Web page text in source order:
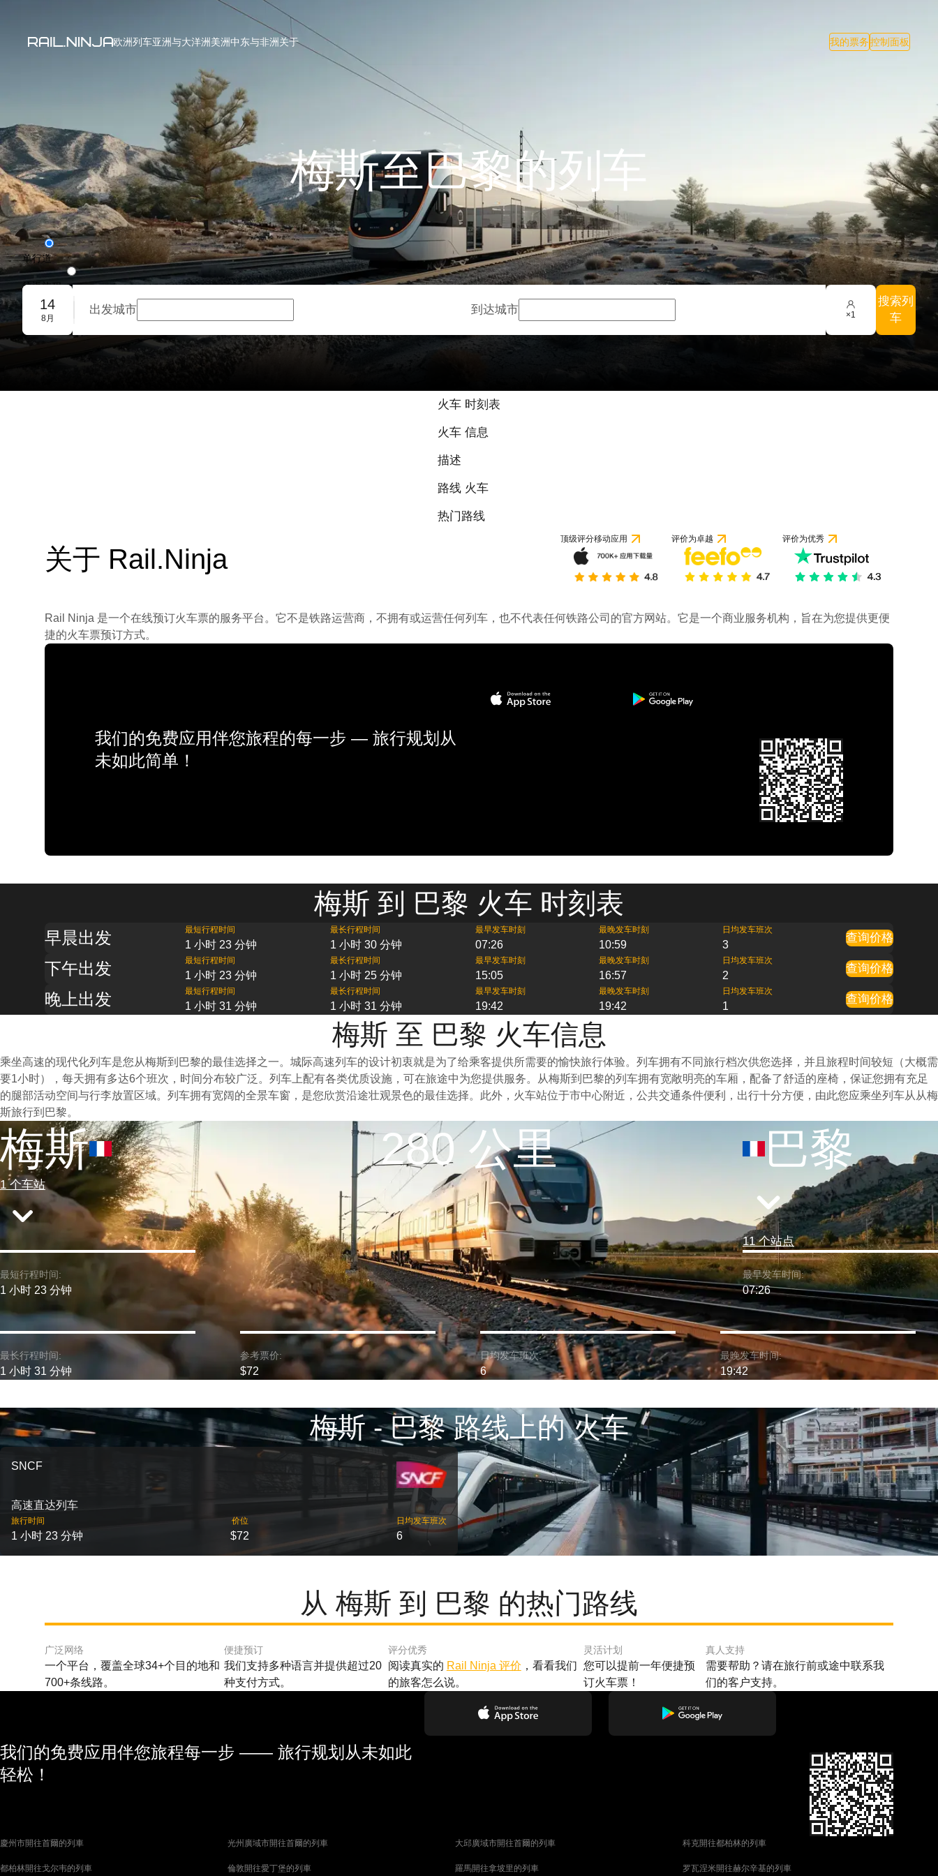
欧洲列车亚洲与大洋洲美洲中东与非洲关于 我的票务控制面板
梅斯至巴黎的列车
单行道
往返旅程
团体预订
14
8月
出发城市 到达城市 ×1
搜索列
车
火车 时刻表
火车 信息
描述
路线 火车
热门路线
关于 Rail.Ninja
顶级评分移动应用 评价为卓越 评价为优秀
Rail Ninja 是一个在线预订火车票的服务平台。它不是铁路运营商，不拥有或运营任何列车，也不代表任何铁路公司的官方网站。它是一个商业服务机构，旨在为您提供更便
捷的火车票预订方式。
我们的免费应用伴您旅程的每一步 — 旅行规划从
未如此简单！
梅斯 到 巴黎 火车 时刻表
早晨出发 最短行程时间
1 小时 23 分钟
最长行程时间
1 小时 30 分钟
最早发车时刻
07:26
最晚发车时刻
10:59
日均发车班次
3
查询价格
下午出发 最短行程时间
1 小时 23 分钟
最长行程时间
1 小时 25 分钟
最早发车时刻
15:05
最晚发车时刻
16:57
日均发车班次
2
查询价格
晚上出发 最短行程时间
1 小时 31 分钟
最长行程时间
1 小时 31 分钟
最早发车时刻
19:42
最晚发车时刻
19:42
日均发车班次
1
查询价格
梅斯 至 巴黎 火车信息
乘坐高速的现代化列车是您从梅斯到巴黎的最佳选择之一。城际高速列车的设计初衷就是为了给乘客提供所需要的愉快旅行体验。列车拥有不同旅行档次供您选择，并且旅程时间较短（大概需
要1小时），每天拥有多达6个班次，时间分布较广泛。列车上配有各类优质设施，可在旅途中为您提供服务。从梅斯到巴黎的列车拥有宽敞明亮的车厢，配备了舒适的座椅，保证您拥有充足
的腿部活动空间与行李放置区域。列车拥有宽阔的全景车窗，是您欣赏沿途壮观景色的最佳选择。此外，火车站位于市中心附近，公共交通条件便利，出行十分方便，由此您应乘坐列车从从梅
斯旅行到巴黎。
梅斯
1 个车站
280 公里 巴黎
11 个站点
最短行程时间:
1 小时 23 分钟
最早发车时间:
07:26
最长行程时间:
1 小时 31 分钟
参考票价:
$72
日均发车班次:
6
最晚发车时间:
19:42
梅斯 - 巴黎 路线上的 火车
SNCF
高速直达列车
旅行时间
1 小时 23 分钟
价位
$72
日均发车班次
6
从 梅斯 到 巴黎 的热门路线
9.3 / 10 基于 1 条评论
广泛网络
一个平台，覆盖全球34+个目的地和
700+条线路。
便捷预订
我们支持多种语言并提供超过20
种支付方式。
评分优秀
阅读真实的 Rail Ninja 评价 ，看看我们
的旅客怎么说。
灵活计划
您可以提前一年便捷预
订火车票！
真人支持
需要帮助？请在旅行前或途中联系我
们的客户支持。
我们的免费应用伴您旅程每一步 —— 旅行规划从未如此
轻松！
慶州市開往首爾的列車 光州廣域市開往首爾的列車 大邱廣域市開往首爾的列車 科克開往都柏林的列車
都柏林開往戈尔韦的列車 倫敦開往愛丁堡的列車 羅馬開往拿坡里的列車 罗瓦涅米開往赫尔辛基的列車